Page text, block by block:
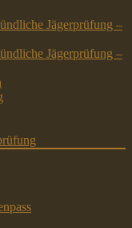
Jägerprüfung –
Jägerprüfung –